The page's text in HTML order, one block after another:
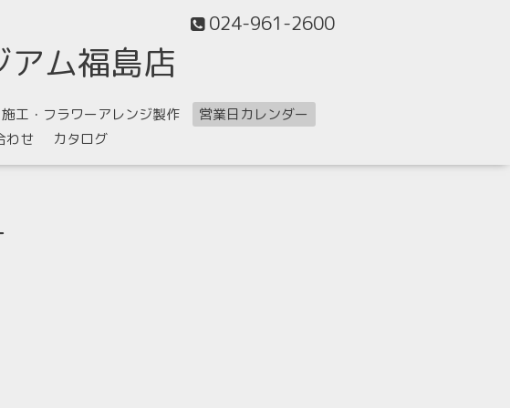
024-961-2600
ム福島店
施工・フラワーアレンジ製作
営業日カレンダー
わせ カタログ